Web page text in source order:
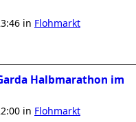
in Flohmarkt
Halbmarathon im
in Flohmarkt